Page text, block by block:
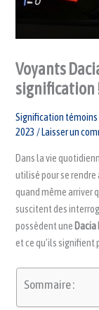
Voyants
signification
Signification
2023 /Laisser un
Dans la vie
utilisé pour se
quand même arriver
suscitent des
possèdent uneDacia
et ce qu’ils signifient
Sommaire :